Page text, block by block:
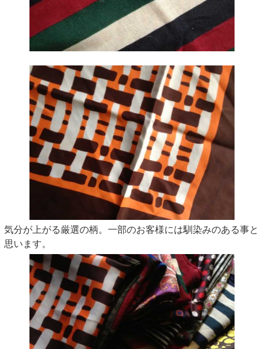
気分が上がる厳選の柄。一部のお客様には馴染みのある事と
思います。